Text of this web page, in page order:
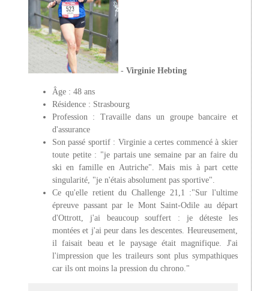
- Virginie Hebting
Âge : 48 ans
Résidence : Strasbourg
Profession : Travaille dans un groupe bancaire et
d'assurance
Son passé sportif : Virginie a certes commencé à skier
toute petite : "je partais une semaine par an faire du
ski en famille en Autriche". Mais mis à part cette
singularité, "je n'étais absolument pas sportive".
Ce qu'elle retient du Challenge 21,1 :"Sur l'ultime
épreuve passant par le Mont Saint-Odile au départ
d'Ottrott, j'ai beaucoup souffert : je déteste les
montées et j'ai peur dans les descentes. Heureusement,
il faisait beau et le paysage était magnifique. J'ai
l'impression que les traileurs sont plus sympathiques
car ils ont moins la pression du chrono."